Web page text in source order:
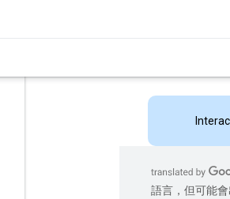
語言，但可能會